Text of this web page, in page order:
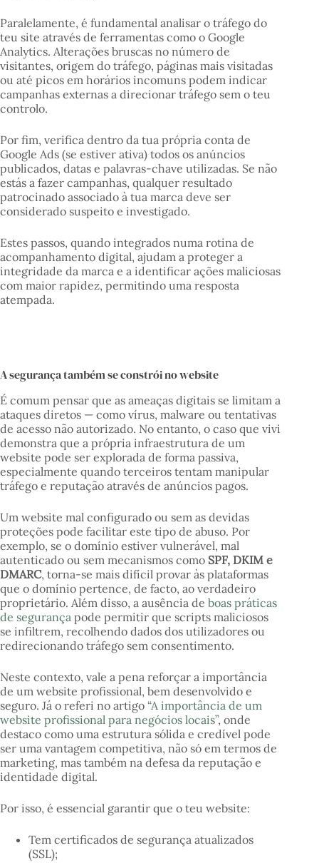
Paralelamente, é fundamental analisar o tráfego do
teu site através de ferramentas como o Google
Analytics. Alterações bruscas no número de
visitantes, origem do tráfego, páginas mais visitadas
ou até picos em horários incomuns podem indicar
campanhas externas a direcionar tráfego sem o teu
controlo.
Por fim, verifica dentro da tua própria conta de
Google Ads (se estiver ativa) todos os anúncios
publicados, datas e palavras-chave utilizadas. Se não
estás a fazer campanhas, qualquer resultado
patrocinado associado à tua marca deve ser
considerado suspeito e investigado.
Estes passos, quando integrados numa rotina de
acompanhamento digital, ajudam a proteger a
integridade da marca e a identificar ações maliciosas
com maior rapidez, permitindo uma resposta
atempada.
A segurança também se constrói no website
É comum pensar que as ameaças digitais se limitam a
ataques diretos — como vírus, malware ou tentativas
de acesso não autorizado. No entanto, o caso que vivi
demonstra que a própria infraestrutura de um
website pode ser explorada de forma passiva,
especialmente quando terceiros tentam manipular
tráfego e reputação através de anúncios pagos.
Um website mal configurado ou sem as devidas
proteções pode facilitar este tipo de abuso. Por
exemplo, se o domínio estiver vulnerável, mal
autenticado ou sem mecanismos como SPF, DKIM e
DMARC, torna-se mais difícil provar às plataformas
que o domínio pertence, de facto, ao verdadeiro
proprietário. Além disso, a ausência de boas práticas
de segurança pode permitir que scripts maliciosos
se infiltrem, recolhendo dados dos utilizadores ou
redirecionando tráfego sem consentimento.
Neste contexto, vale a pena reforçar a importância
de um website profissional, bem desenvolvido e
seguro. Já o referi no artigo “A importância de um
website profissional para negócios locais”, onde
destaco como uma estrutura sólida e credível pode
ser uma vantagem competitiva, não só em termos de
marketing, mas também na defesa da reputação e
identidade digital.
Por isso, é essencial garantir que o teu website:
Tem certificados de segurança atualizados
(SSL);